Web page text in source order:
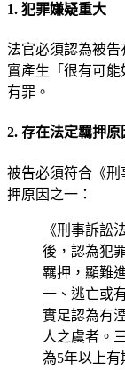
1. 犯罪嫌疑重大
法官必須認為被
實產生「很有可
有罪。
2. 存在法定羈押原
被告必須符合《刑
押原因之一：
《刑事訴訟
後，認為犯
羈押，顯難
一、逃亡或
實足認為有
人之虞者。
為5年以上有